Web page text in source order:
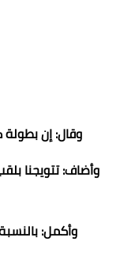
وقال: إن
وأضاف: تتويجنا
وأكمل: